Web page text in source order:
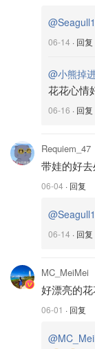
06-14 · 回复
@小熊掉
花花心情
06-16 · 回复
Requiem_47
带娃的好去
06-04 · 回复
06-14 · 回复
MC_MeiMei
好漂亮的花
06-01 · 回复